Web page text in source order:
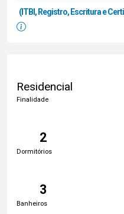
(ITBI, Registro, Escritura e
Residencial
Finalidade
2
Dormitórios
3
Banheiros